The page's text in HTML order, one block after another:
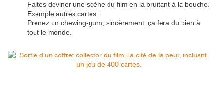
Faites deviner une scène du film en la bruitant à la bouche.
Exemple autres cartes :
Prenez un chewing-gum, sincèrement, ça fera du bien à
tout le monde.